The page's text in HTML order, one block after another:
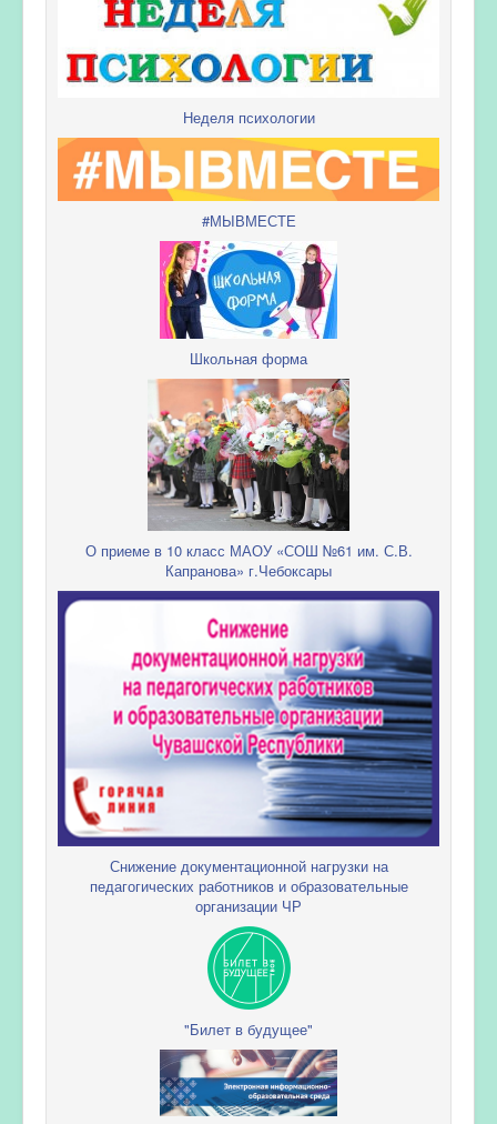
Неделя психологии
#МЫВМЕСТЕ
Школьная форма
О приеме в 10 класс МАОУ «СОШ №61 им. С.В.
Капранова» г.Чебоксары
Снижение документационной нагрузки на
педагогических работников и образовательные
организации ЧР
"Билет в будущее"